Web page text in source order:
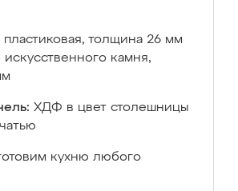
пластиковая, толщина 26 мм
камня,
ХДФ в цвет столешницы
кухню любого